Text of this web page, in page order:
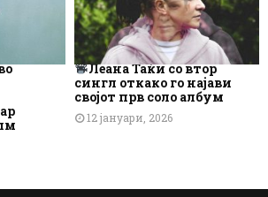
Леана Таќи со втор
сингл откако го најави
својот прв соло албум
12 јануари, 2026